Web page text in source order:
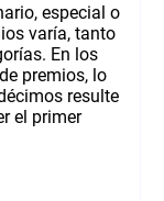
especial o
varía, tanto
En los
premios, lo
resulte
el primer